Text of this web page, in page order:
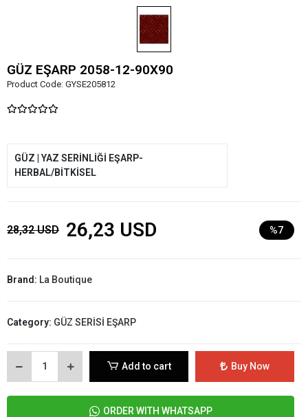
GÜZ EŞARP 2058-12-90X90
Product Code: GYSE205812
GÜZ | YAZ SERİNLİĞİ EŞARP-
HERBAL/BİTKİSEL
28,32 USD 26,23 USD %7
Brand: La Boutique
Category: GÜZ SERİSİ EŞARP
Add to cart Buy Now
ORDER WITH WHATSAPP